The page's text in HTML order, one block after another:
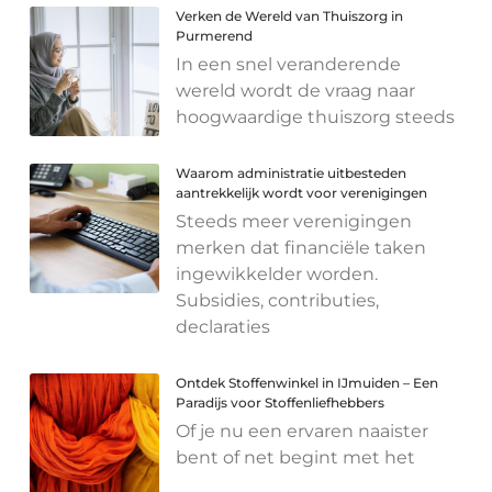
Verken de Wereld van Thuiszorg in
Purmerend
In een snel veranderende
wereld wordt de vraag naar
hoogwaardige thuiszorg steeds
Waarom administratie uitbesteden
aantrekkelijk wordt voor verenigingen
Steeds meer verenigingen
merken dat financiële taken
ingewikkelder worden.
Subsidies, contributies,
declaraties
Ontdek Stoffenwinkel in IJmuiden – Een
Paradijs voor Stoffenliefhebbers
Of je nu een ervaren naaister
bent of net begint met het